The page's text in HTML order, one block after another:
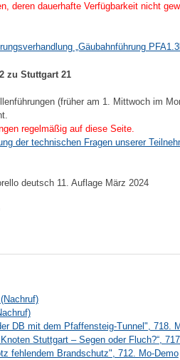
deren dauerhafte Verfügbarkeit nicht
„Gäubahnführung
zu Stuttgart 21
(früher am 1. Mittwoch im
regelmäßig auf diese Seite.
der technischen Fragen unserer
deutsch 11. Auflage März 2024
DB mit dem Pfaffensteig-Tunnel", 718.
Stuttgart – Segen oder Fluch?“,
fehlendem Brandschutz", 712. Mo-Demo